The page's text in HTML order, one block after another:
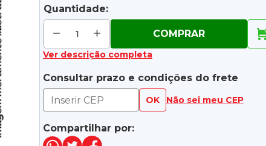
Quantidade:
COMPRAR
Ver descrição completa
Consultar prazo e condições do frete
OK Não sei meu CEP
Compartilhar por: